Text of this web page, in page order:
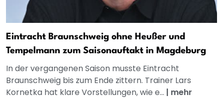
Eintracht Braunschweig ohne Heußer und
Tempelmann zum Saisonauftakt in Magdeburg
In der vergangenen Saison musste Eintracht
Braunschweig bis zum Ende zittern. Trainer Lars
Kornetka hat klare Vorstellungen, wie e... | mehr